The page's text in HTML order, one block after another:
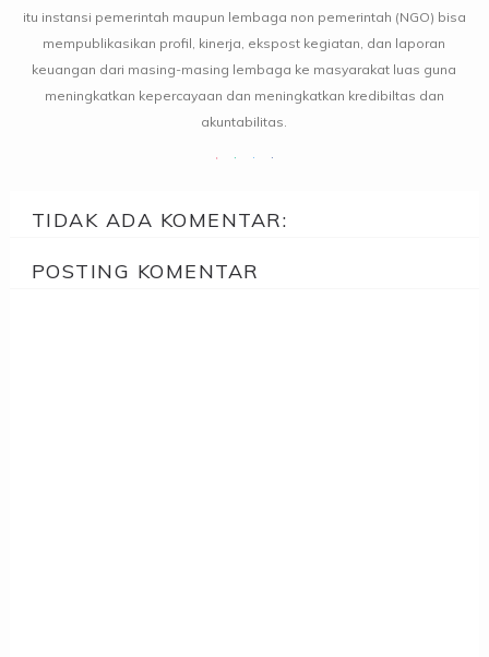
itu instansi pemerintah maupun lembaga non pemerintah (NGO) bisa
mempublikasikan profil, kinerja, ekspost kegiatan, dan laporan
keuangan dari masing-masing lembaga ke masyarakat luas guna
meningkatkan kepercayaan dan meningkatkan kredibiltas dan
akuntabilitas.
TIDAK ADA KOMENTAR:
POSTING KOMENTAR